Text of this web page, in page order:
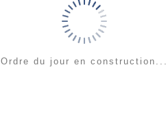
Ordre du jour en construction...